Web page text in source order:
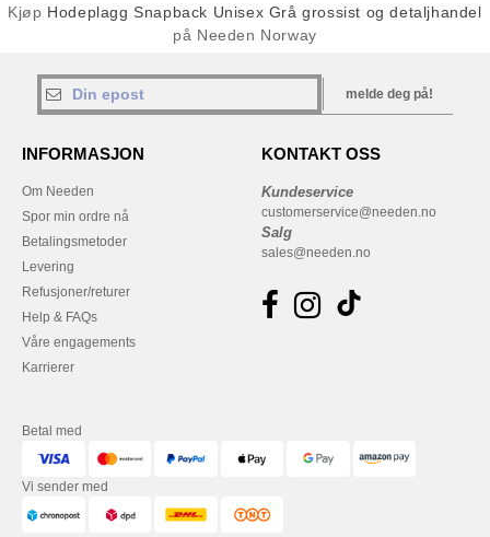
Kjøp Hodeplagg Snapback Unisex Grå grossist og detaljhandel
på Needen Norway
melde deg på!
INFORMASJON
Om Needen
Spor min ordre nå
Betalingsmetoder
Levering
Refusjoner/returer
Help & FAQs
Våre engagements
Karrierer
KONTAKT OSS
Kundeservice
customerservice@needen.no
Salg
sales@needen.no
Betal med
Vi sender med